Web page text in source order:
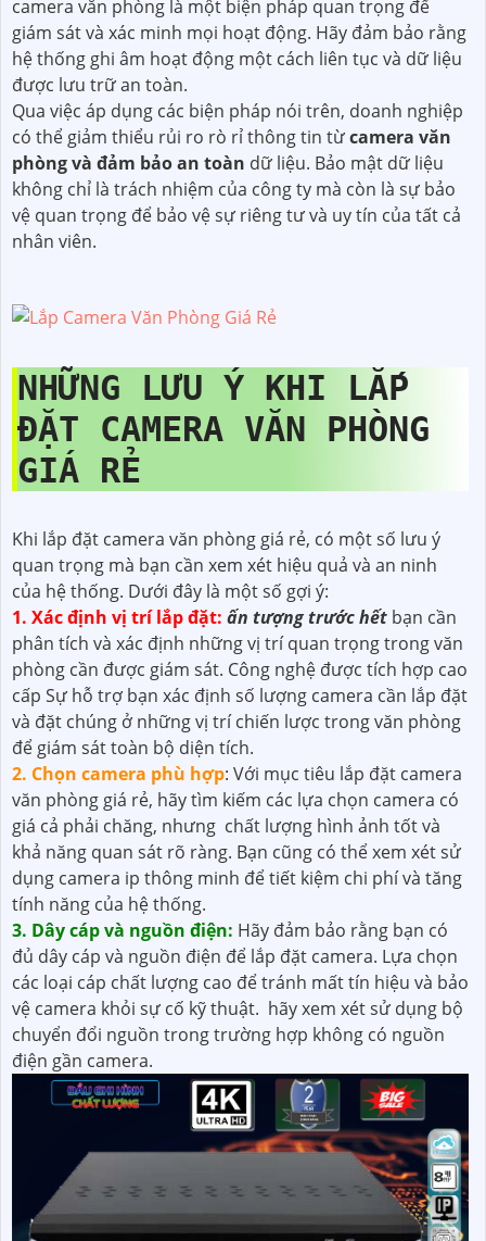
camera văn phòng là một biện pháp quan trọng để
giám sát và xác minh mọi hoạt động. Hãy đảm bảo rằng
hệ thống ghi âm hoạt động một cách liên tục và dữ liệu
được lưu trữ an toàn.
Qua việc áp dụng các biện pháp nói trên, doanh nghiệp
có thể giảm thiểu rủi ro rò rỉ thông tin từcamera văn
phòng và đảm bảo an toàn dữ liệu. Bảo mật dữ liệu
không chỉ là trách nhiệm của công ty mà còn là sự bảo
vệ quan trọng để bảo vệ sự riêng tư và uy tín của tất cả
nhân viên.
NHỮNG LƯU Ý KHI LẮP
ĐẶT CAMERA VĂN PHÒNG
GIÁ RẺ
Khi lắp đặt camera văn phòng giá rẻ, có một số lưu ý
quan trọng mà bạn cần xem xét hiệu quả và an ninh
của hệ thống. Dưới đây là một số gợi ý:
1. Xác định vị trí lắp đặt: ấn tượng trước hết bạn cần
phân tích và xác định những vị trí quan trọng trong văn
phòng cần được giám sát. Công nghệ được tích hợp cao
cấp Sự hỗ trợ bạn xác định số lượng camera cần lắp đặt
và đặt chúng ở những vị trí chiến lược trong văn phòng
để giám sát toàn bộ diện tích.
2. Chọn camera phù hợp: Với mục tiêu lắp đặt camera
văn phòng giá rẻ, hãy tìm kiếm các lựa chọn camera có
giá cả phải chăng, nhưng chất lượng hình ảnh tốt và
khả năng quan sát rõ ràng. Bạn cũng có thể xem xét sử
dụng camera ip thông minh để tiết kiệm chi phí và tăng
tính năng của hệ thống.
3. Dây cáp và nguồn điện: Hãy đảm bảo rằng bạn có
đủ dây cáp và nguồn điện để lắp đặt camera. Lựa chọn
các loại cáp chất lượng cao để tránh mất tín hiệu và bảo
vệ camera khỏi sự cố kỹ thuật. hãy xem xét sử dụng bộ
chuyển đổi nguồn trong trường hợp không có nguồn
điện gần camera.